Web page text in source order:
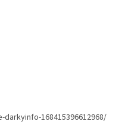
168415396612968/